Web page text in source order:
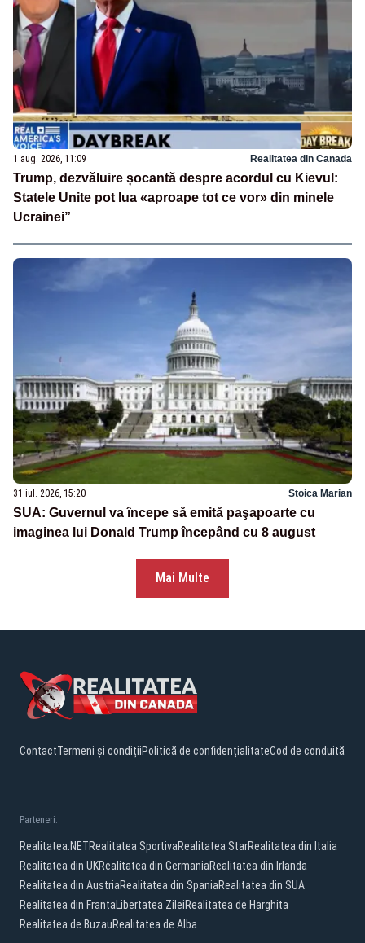
1 aug. 2026, 11:09 Realitatea din Canada
Trump, dezvăluire șocantă despre acordul cu Kievul:
Statele Unite pot lua «aproape tot ce vor» din minele
Ucrainei”
31 iul. 2026, 15:20 Stoica Marian
SUA: Guvernul va începe să emită paşapoarte cu
imaginea lui Donald Trump începând cu 8 august
Mai Multe
ContactTermeni și condițiiPolitică de confidențialitateCod de conduită
Parteneri:
Realitatea.NETRealitatea SportivaRealitatea StarRealitatea din Italia
Realitatea din UKRealitatea din GermaniaRealitatea din Irlanda
Realitatea din AustriaRealitatea din SpaniaRealitatea din SUA
Realitatea din FrantaLibertatea ZileiRealitatea de Harghita
Realitatea de BuzauRealitatea de Alba